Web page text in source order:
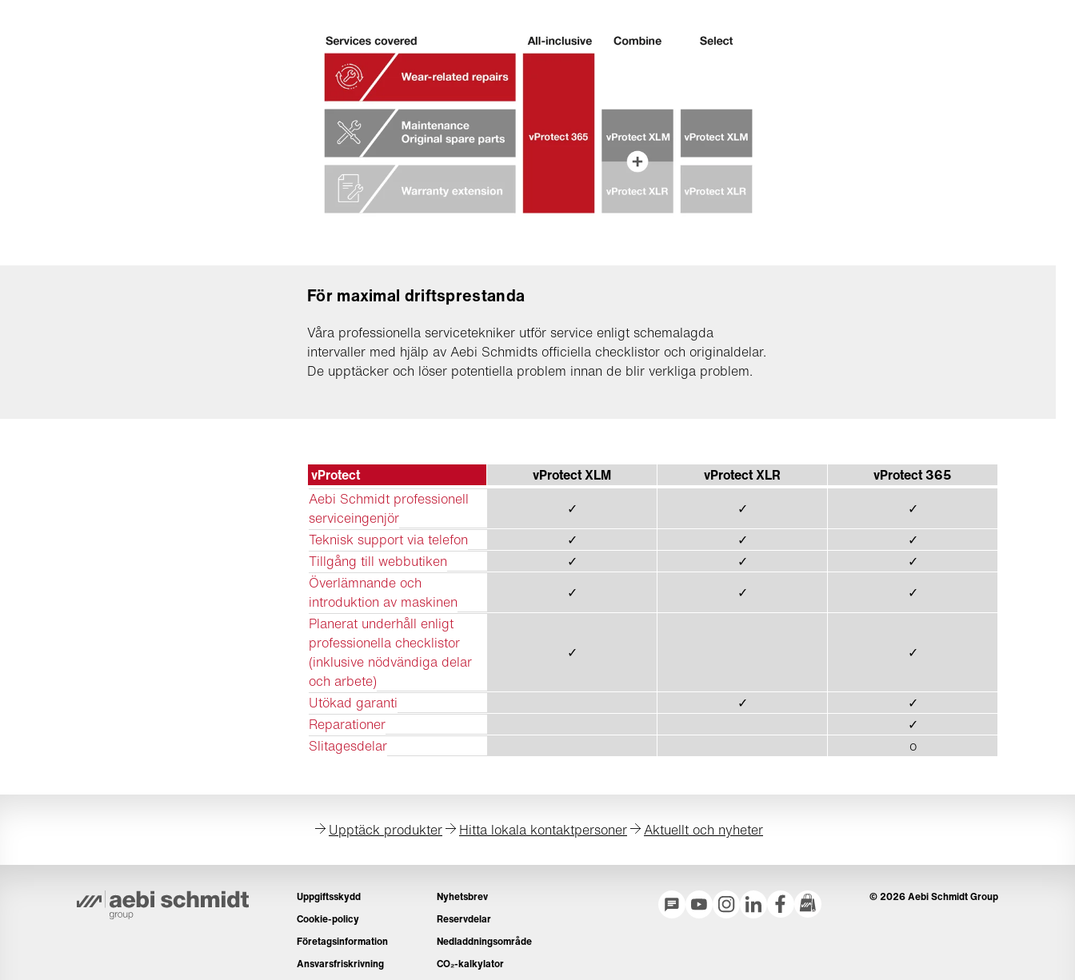
För maximal driftsprestanda
Våra professionella servicetekniker utför service enligt schemalagda
intervaller med hjälp av Aebi Schmidts officiella checklistor och originaldelar.
De upptäcker och löser potentiella problem innan de blir verkliga problem.
vProtect vProtect XLM vProtect XLR
vProtect 365
Aebi Schmidt professionell
serviceingenjör
✓ ✓
✓
Teknisk support via telefon
✓ ✓
✓
Tillgång till webbutiken
✓ ✓
✓
Överlämnande och
introduktion av maskinen
✓ ✓
✓
Planerat underhåll enligt
professionella checklistor
(inklusive nödvändiga delar
och arbete)
✓ ✓
Utökad garanti ✓
✓
Reparationer
✓
Slitagesdelar
o
Upptäck produkter Hitta lokala kontaktpersoner Aktuellt och nyheter
Uppgiftsskydd
Cookie-policy
Företagsinformation
Ansvarsfriskrivning
Nyhetsbrev
Reservdelar
Nedladdningsområde
CO₂-kalkylator
© 2026 Aebi Schmidt Group